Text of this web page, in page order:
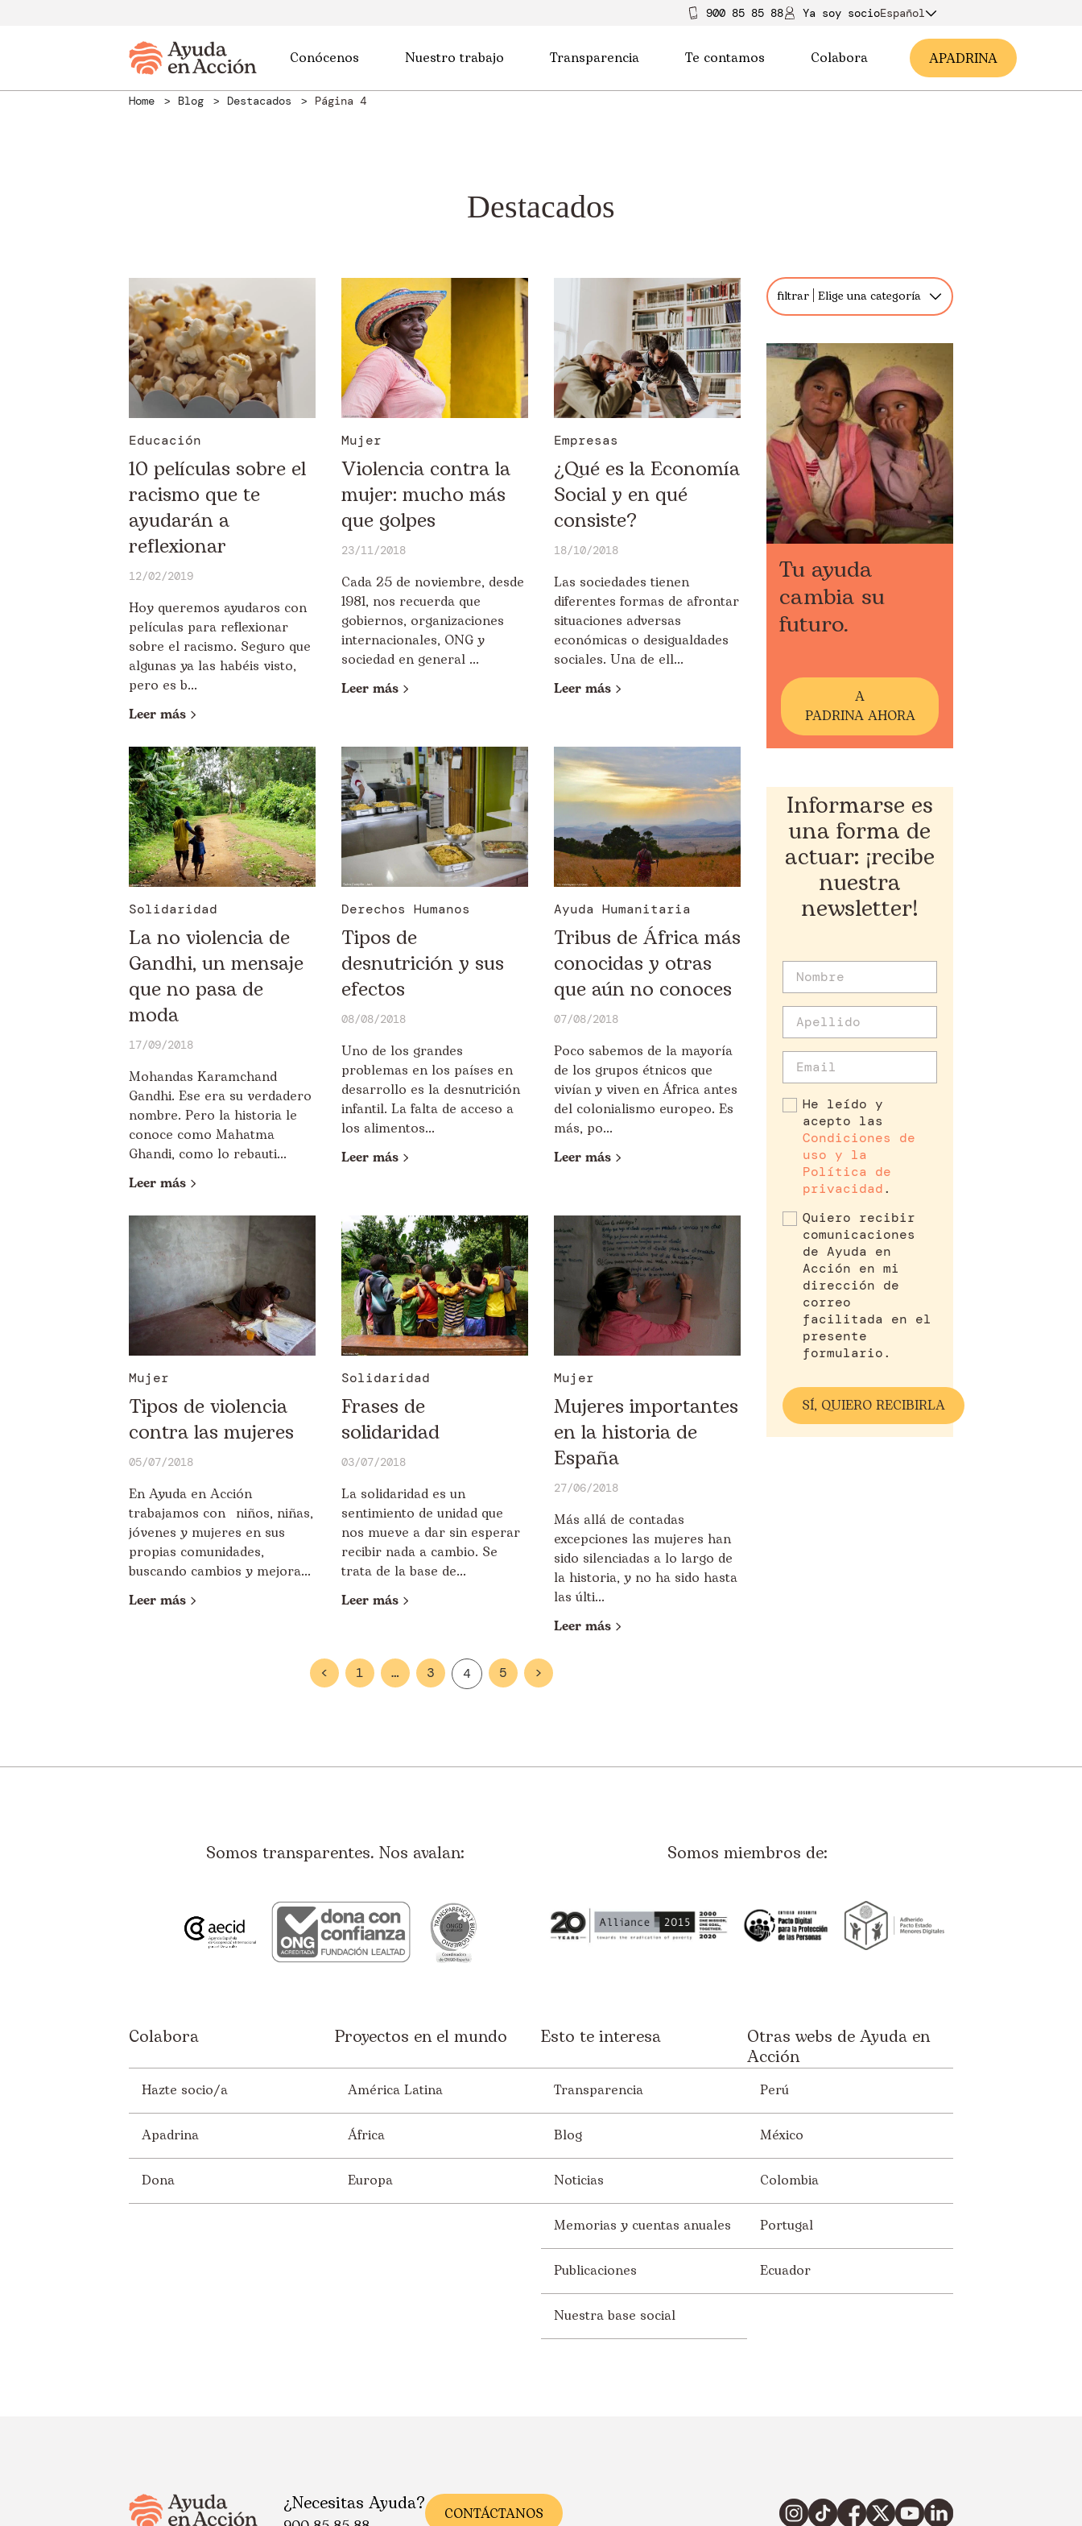
900 85 85 88 Ya soy socioEspañol
Conócenos Nuestro trabajo Transparencia Te contamos Colabora APADRINA
Home Blog Destacados Página 4
Destacados
Educación
10 películas sobre el
racismo que te
ayudarán a
reflexionar
12/02/2019
Hoy queremos ayudaros con
películas para reflexionar
sobre el racismo. Seguro que
algunas ya las habéis visto,
pero es b...
Leer más
Mujer
Violencia contra la
mujer: mucho más
que golpes
23/11/2018
Cada 25 de noviembre, desde
1981, nos recuerda que
gobiernos, organizaciones
internacionales, ONG y
sociedad en general ...
Leer más
Empresas
¿Qué es la Economía
Social y en qué
consiste?
18/10/2018
Las sociedades tienen
diferentes formas de afrontar
situaciones adversas
económicas o desigualdades
sociales. Una de ell...
Leer más
Solidaridad
La no violencia de
Gandhi, un mensaje
que no pasa de
moda
17/09/2018
Mohandas Karamchand
Gandhi. Ese era su verdadero
nombre. Pero la historia le
conoce como Mahatma
Ghandi, como lo rebauti...
Leer más
Derechos Humanos
Tipos de
desnutrición y sus
efectos
08/08/2018
Uno de los grandes
problemas en los países en
desarrollo es la desnutrición
infantil. La falta de acceso a
los alimentos...
Leer más
Ayuda Humanitaria
Tribus de África más
conocidas y otras
que aún no conoces
07/08/2018
Poco sabemos de la mayoría
de los grupos étnicos que
vivían y viven en África antes
del colonialismo europeo. Es
más, po...
Leer más
Mujer
Tipos de violencia
contra las mujeres
05/07/2018
En Ayuda en Acción
trabajamos con niños, niñas,
jóvenes y mujeres en sus
propias comunidades,
buscando cambios y mejora...
Leer más
Solidaridad
Frases de
solidaridad
03/07/2018
La solidaridad es un
sentimiento de unidad que
nos mueve a dar sin esperar
recibir nada a cambio. Se
trata de la base de...
Leer más
Mujer
Mujeres importantes
en la historia de
España
27/06/2018
Más allá de contadas
excepciones las mujeres han
sido silenciadas a lo largo de
la historia, y no ha sido hasta
las últi...
Leer más
< 1 … 3 4 5 >
filtrar Elige una categoría
Destacados
Apadrinamiento
Ayuda Humanitaria
Derechos Humanos
Educación
Empleo
Empresas
Infancia
Juventud
Solidaridad
Sostenibilidad
Voluntariado/ONsiders
Tu ayuda
cambia su
futuro.
A
PADRINA AHORA
Informarse es
una forma de
actuar: ¡recibe
nuestra
newsletter!
He leído y
acepto las
Condiciones de
uso y la
Política de
privacidad.
Quiero recibir
comunicaciones
de Ayuda en
Acción en mi
dirección de
correo
facilitada en el
presente
formulario.
Somos transparentes. Nos avalan: Somos miembros de:
Colabora
Hazte socio/a
Apadrina
Dona
Proyectos en el mundo
América Latina
África
Europa
Esto te interesa
Transparencia
Blog
Noticias
Memorias y cuentas anuales
Publicaciones
Nuestra base social
Otras webs de Ayuda en
Acción
Perú
México
Colombia
Portugal
Ecuador
¿Necesitas Ayuda? CONTÁCTANOS